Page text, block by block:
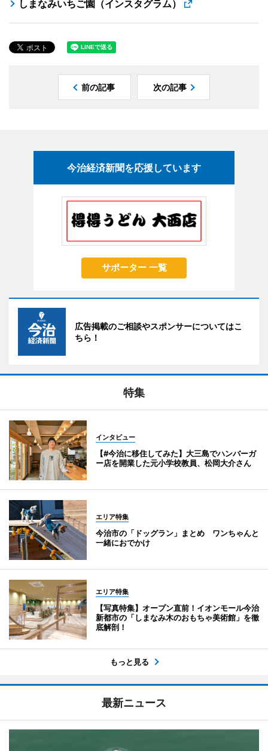
しまなみいちご園（インスタグラム）
前の記事 次の記事
今治経済新聞を応援しています
サポーター 一覧
広告掲載のご相談やスポンサーについてはこ
ちら！
特集
インタビュー
【#今治に移住してみた】大三島でハンバーガ
ー店を開業した元小学校教員、松岡大介さん
エリア特集
今治市の「ドッグラン」まとめ ワンちゃんと
一緒におでかけ
エリア特集
【写真特集】オープン直前！イオンモール今治
新都市の「しまなみ木のおもちゃ美術館」を徹
底解剖！
もっと見る
最新ニュース